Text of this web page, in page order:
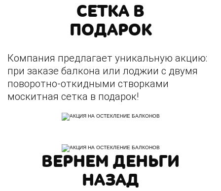
СЕТКА В
ПОДАРОК
Компания предлагает уникальную акцию:
при заказе балкона или лоджии с двумя
поворотно-откидными створками
москитная сетка в подарок!
ВЕРНЕМ ДЕНЬГИ
НАЗАД